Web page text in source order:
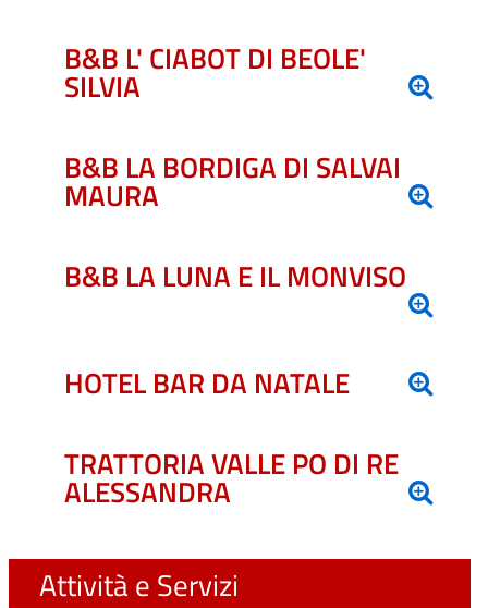
B&B L' CIABOT DI BEOLE'
SILVIA
B&B LA BORDIGA DI SALVAI
MAURA
B&B LA LUNA E IL MONVISO
HOTEL BAR DA NATALE
TRATTORIA VALLE PO DI RE
ALESSANDRA
Attività e Servizi